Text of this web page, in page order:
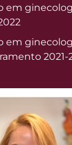
em
em
2021-